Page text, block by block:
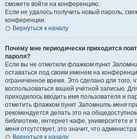
сможете войти на конференцию.
Если не удалось получить новый пароль,
конференции.
Вернуться к началу
Почему мне периодически приходится
пароля?
Если вы не отметили флажком пункт
оставаться под своим именем на
ограниченное время. Это сделано для того,
воспользоваться вашей учётной записью.
приходилось вводить имя пользователя и
отметить флажком пункт Запомнить меня
рекомендуется делать это на
библиотеке, интернет-кафе, университете и
меня отсутствует, это значит, что
Вернуться к началу